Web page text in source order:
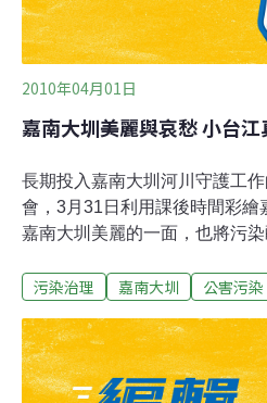
2010年04月01日
嘉南大圳美麗與哀愁 小台江
長期投入嘉南大圳河川守護工
會，3月31日利用課後時間彩繪
嘉南大圳美麗的一面，也將污
繪堤岸是以「嘉南大圳的故事
下游的畜牧、工業廢水、家庭
濕地景觀全都入畫。另外，小
巡守河川、騎單車之旅等活動
污染治理 嘉南大圳 公害污染